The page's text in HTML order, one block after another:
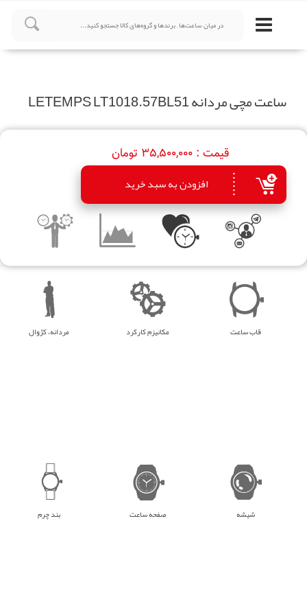
ساعت مچی مردانه LETEMPS LT1018.57BL51
قیمت : 35,500,000 تومان
افزودن به سبد خرید
مردانه، کژوال مکانیزم کارکرد قاب ساعت
بند چرم صفحه ساعت شیشه